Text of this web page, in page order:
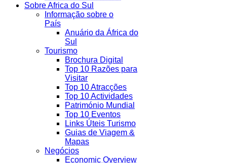
Sobre Africa do Sul
Informação sobre o
País
Anuário da África do
Sul
Tourismo
Brochura Digital
Top 10 Razões para
Visitar
Top 10 Atracções
Top 10 Actividades
Património Mundial
Top 10 Eventos
Links Úteis Turismo
Guias de Viagem &
Mapas
Negócios
Economic Overview